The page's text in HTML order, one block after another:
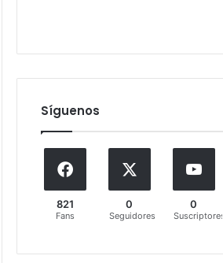
Síguenos
821
Fans
0
Seguidores
0
Suscriptores